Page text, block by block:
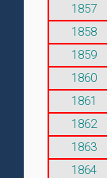
1857
1858
1859
1860
1861
1862
1863
1864